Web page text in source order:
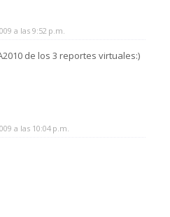
a las 9:52 p.m.
de los 3 reportes virtuales:)
a las 10:04 p.m.